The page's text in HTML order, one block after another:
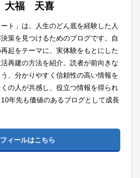
大福 天喜
ート」は、人生のどん底を経験した人
策を見つけるためのブログです。自
起をテーマに、実体験をもとにした
再建の方法を紹介。読者が前向きな
、分かりやすく信頼性の高い情報を
の人が共感し、役立つ情報を得られ
年先も価値のあるブログとして成長
ィールはこちら